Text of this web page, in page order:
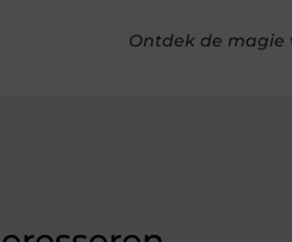
Ontdek de magie